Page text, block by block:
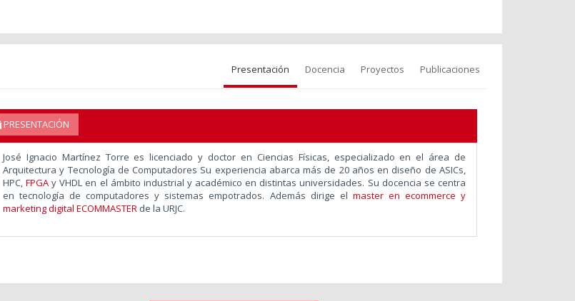
Presentación Docencia Proyectos Publicaciones
PRESENTACIÓN
José Ignacio Martínez Torre es licenciado y doctor en Ciencias Físicas, especializado en el área de
Arquitectura y Tecnología de Computadores Su experiencia abarca más de 20 años en diseño de ASICs,
HPC,FPGAy VHDL en el ámbito industrial y académico en distintas universidades. Su docencia se centra
en tecnología de computadores y sistemas empotrados. Además dirige el master en ecommerce y
marketing digital ECOMMASTER de la URJC.